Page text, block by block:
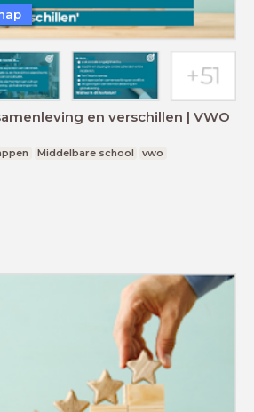
en verschillen | VWO
Middelbare school
vwo